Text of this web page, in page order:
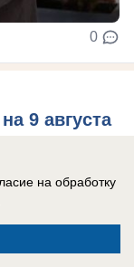
0
9 августа
но и к
Луна
на обработку